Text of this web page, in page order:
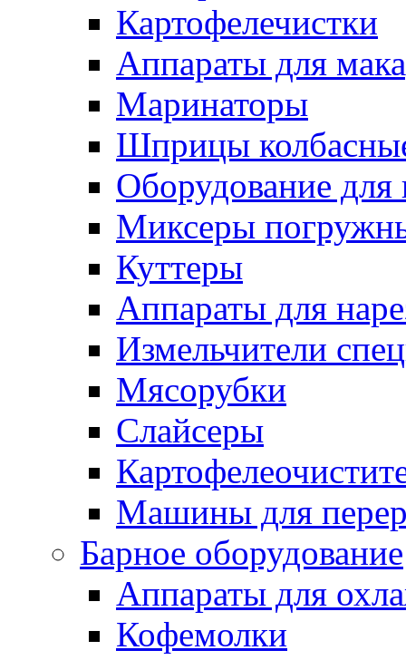
Картофелечистки
Аппараты для
Маринаторы
Шприцы
Оборудование для
Миксеры
Куттеры
Аппараты для
Измельчители
Мясорубки
Слайсеры
Машины для
Барное оборудование
Аппараты для
Кофемолки